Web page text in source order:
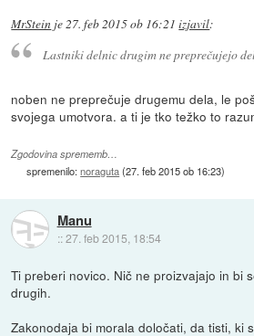
MrStein je27. feb 2015 ob 16:21 izjavil:
Lastniki delnic drugim ne preprečujejo
noben ne preprečuje drugemu dela, le
svojega umotvora. a ti je tko težko to
Zgodovina sprememb…
spremenilo:noraguta(27. feb 2015 ob 16:23)
Manu
::27. feb 2015, 18:54
Ti preberi novico. Nič ne proizvajajo in bi
drugih.
Zakonodaja bi morala določati, da tisti, ki